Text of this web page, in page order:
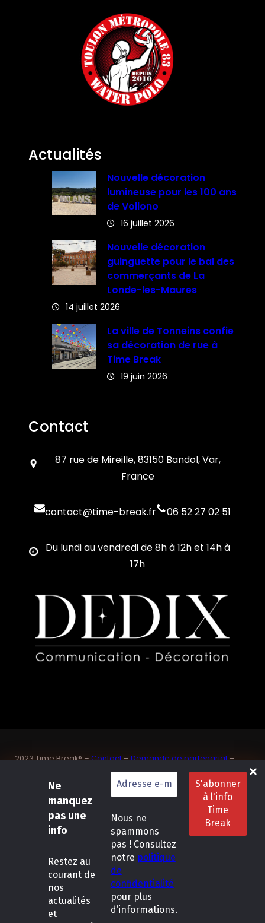
Ne
manquez
pas une
info
Restez au
courant de
nos
actualités
et
Nous ne
spammons
pas ! Consultez
notre politique
de
confidentialité
pour plus
d’informations.
Actualités
Nouvelle décoration
lumineuse pour les 100 ans
de Vollono
16 juillet 2026
Nouvelle décoration
guinguette pour le bal des
commerçants de La
Londe-les-Maures
14 juillet 2026
La ville de Tonneins confie
sa décoration de rue à
Time Break
19 juin 2026
Contact
87 rue de Mireille, 83150 Bandol, Var,
France
contact@time-break.fr 06 52 27 02 51
Du lundi au vendredi de 8h à 12h et 14h à
17h
2023 Time Break® –Contact–Demande de partenariat–
Sponsoriser un joueur de padel français
SASU Dedix Communication – 87 rue de Mireille – 83 150
Bandol – Var
Conditions
générales de location
Follow Us :LinkedInInstagram